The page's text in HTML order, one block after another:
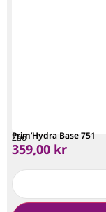
Zao
Prim’Hydra Base 751
359,00 kr